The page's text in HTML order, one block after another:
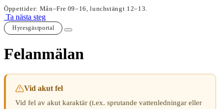
Öppettider: Mån–Fre 09–16, lunchstängt 12–13.
Ta nästa steg
Hyresgästportal
Felanmälan
Vid akut fel
Vid fel av akut karaktär (t.ex. sprutande vattenledningar eller